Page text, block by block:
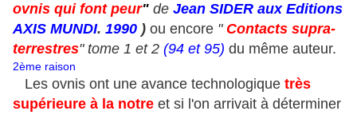
ovnis qui font peur" de Jean SIDER aux Editions
AXIS MUNDI. 1990 ) ou encore " Contacts supra-
terrestres" tome 1 et 2 (94 et 95) du même auteur.
2ème raison
Les ovnis ont une avance technologique très
supérieure à la notre et si l'on arrivait à déterminer